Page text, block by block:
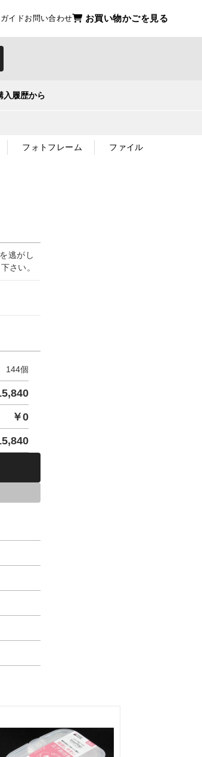
イドお問い合わせ お買い物かごを見る
入履歴から
フォトフレーム ファイル
逃がし
さい。
144個
￥0